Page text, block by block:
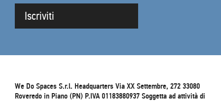
Iscriviti
We Do Spaces S.r.l. Headquarters Via XX Settembre, 272 33080
Roveredo in Piano (PN) P.IVA 01183880937 Soggetta ad attività di